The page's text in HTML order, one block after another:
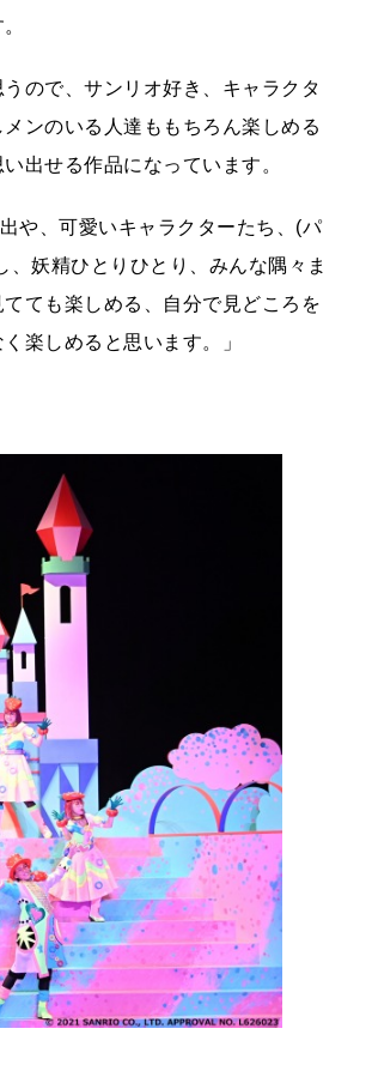
ので、サンリオ好き、キャラクタ
ンのいる人達ももちろん楽しめる
出せる作品になっています。
や、可愛いキャラクターたち、(パ
妖精ひとりひとり、みんな隅々ま
ても楽しめる、自分で見どころを
楽しめると思います。」